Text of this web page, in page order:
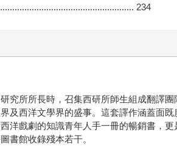
234
究所所長時，召集西研所師生組成翻譯
及西洋文學界的盛事。這套譯作涵蓋面
洋戲劇的知識青年人手一冊的暢銷書，
書館收錄殘本若干。